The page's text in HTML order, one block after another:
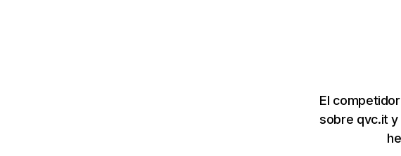
El
sobre qvc.it